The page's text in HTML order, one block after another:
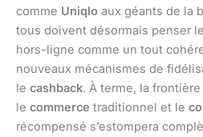
comme Uniqlo aux géants de la
tous doivent désormais penser
hors-ligne comme un tout
nouveaux mécanismes de
le cashback. À terme, la
le commerce traditionnel et le
récompensé s’estompera